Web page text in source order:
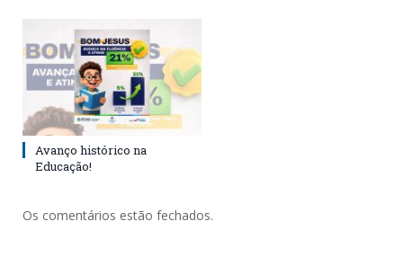
Avanço histórico na
Educação!
Os comentários estão fechados.